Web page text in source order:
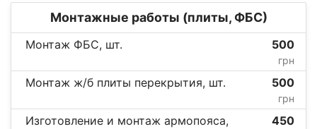
Монтажные работы (плиты, ФБС)
Монтаж ФБС, шт. 500
грн
Монтаж ж/б плиты перекрытия, шт. 500
грн
Изготовление и монтаж армопояса,
450